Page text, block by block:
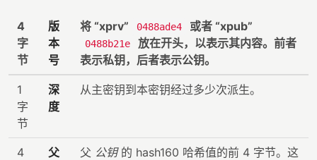
4
字
节
版
本
号
将 “xprv” 0488ade4 或者 “xpub”
0488b21e
放在开头，以表示其内容。前者
表示私钥，后者表示公钥。
1
字
节
深
度
从主密钥到本密钥经过多少次派生。
4
父
父 公钥的 hash160 哈希值的前 4 字节。这